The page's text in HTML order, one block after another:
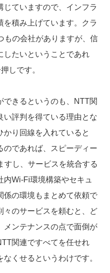
じていますので、インフラ
積み上げています。クラ
もの会社がありますが、信
したいということであれ
しです。
できるというのも、NTT関
い評判を得ている理由とな
かり回線を入れていると
のであれば、スピーディー
すし、サービスを統合する
Wi-Fi環境構築やセキュ
係の環境もまとめて依頼で
々のサービスを頼むと、ど
メンテナンスの点で面倒が
関連ですべてを任せれ
くせるというわけです。